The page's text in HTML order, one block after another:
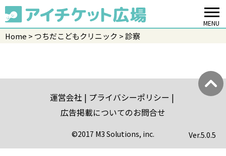
MENU
Home つちだこどもクリニック 診察
運営会社
プライバシーポリシー
広告掲載についてのお問合せ
©2017 M3 Solutions, inc. Ver.5.0.5